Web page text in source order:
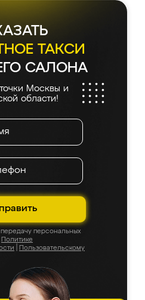
ТАКСИ
САЛОНА
Москвы и
области!
персональных
Политике
Пользовательскому